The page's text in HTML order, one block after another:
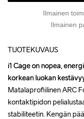
Ilmainen
Ilmainen
TUOTEKUVAUS
i1 Cage on nopea,
korkean luokan
Matalaprofiilinen ARC
kontaktipidon
stabiliteetin. Kengän
i1 Cage on nopea,
korkean luokan
Matalaprofiilinen ARC
kontaktipidon
stabiliteetin. Kengän